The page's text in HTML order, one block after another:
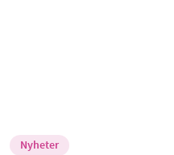
Nyheter